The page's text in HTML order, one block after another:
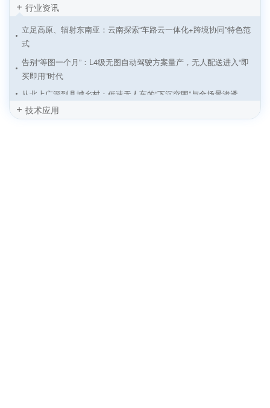
行业资讯
立足高原、辐射东南亚：云南探索“车路云一体化+跨境协同”特色范
式
告别“等图一个月”：L4级无图自动驾驶方案量产，无人配送进入“即
买即用”时代
从北上广深到县城乡村：低速无人车的“下沉突围”与全场景渗透
传统车企“跑步入场”：低速无人物流车从初创主导迈向“整车+智
技术应用